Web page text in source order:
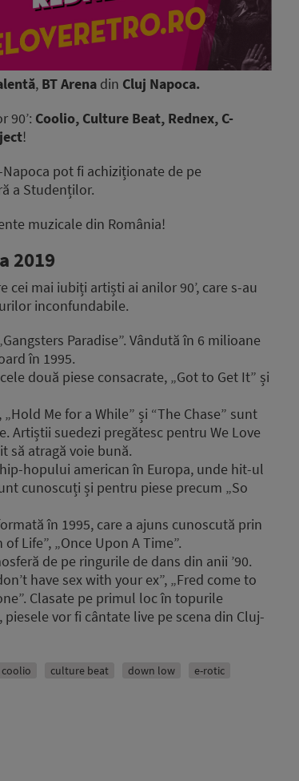
, BT Arena din Cluj Napoca.
90’: Coolio, Culture Beat, Rednex, C-
!
pot fi achiziționate de pe
a Studenților.
muzicale din România!
2019
cei mai iubiți artiști ai anilor 90’, care s-au
inconfundabile.
Paradise”. Vândută în 6 milioane
în 1995.
două piese consacrate, „Got to Get It” și
„Hold Me for a While” și “The Chase” sunt
Artiștii suedezi pregătesc pentru We Love
să atragă voie bună.
hopului american în Europa, unde hit-ul
cunoscuți și pentru piese precum „So
în 1995, care a ajuns cunoscută prin
Life”, „Once Upon A Time”.
de pe ringurile de dans din anii ’90.
have sex with your ex”, „Fred come to
Clasate pe primul loc în topurile
vor fi cântate live pe scena din Cluj-
coolio culture beat down low
e-rotic